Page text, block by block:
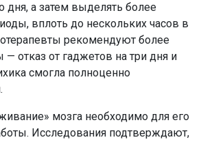
дня, а затем выделять более
вплоть до нескольких часов в
рекомендуют более
отказ от гаджетов на три дня и
смогла полноценно
мозга необходимо для его
Исследования подтверждают,